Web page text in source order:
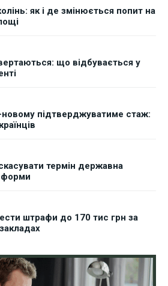
як і де змінюється попит на
що відбувається у
підтверджуватиме стаж:
термін державна
штрафи до 170 тис грн за